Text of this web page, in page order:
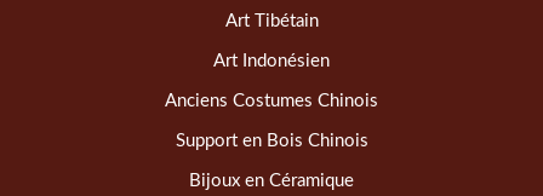
Art Tibétain
Art Indonésien
Anciens Costumes Chinois
Support en Bois Chinois
Bijoux en Céramique